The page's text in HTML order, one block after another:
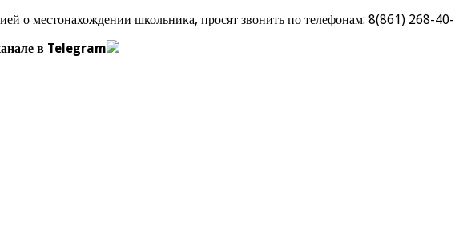
о местонахождении школьника, просят звонить по телефонам: 8(861) 268-
в Telegram